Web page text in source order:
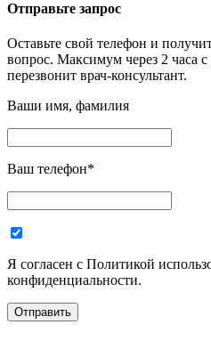
Отправьте запрос
Оставьте свой телефон и
вопрос. Максимум через 2 часа
перезвонит врач-консультант.
Ваши имя, фамилия
Ваш телефон*
Я согласен с Политикой
конфиденциальности.